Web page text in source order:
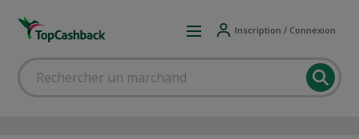
Inscription / Connexion